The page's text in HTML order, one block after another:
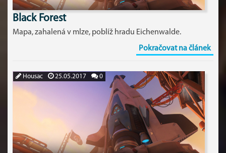
Black Forest
Mapa, zahalená v mlze, poblíž hradu Eichenwalde.
Pokračovat na článek
Housac 25.05.2017 0